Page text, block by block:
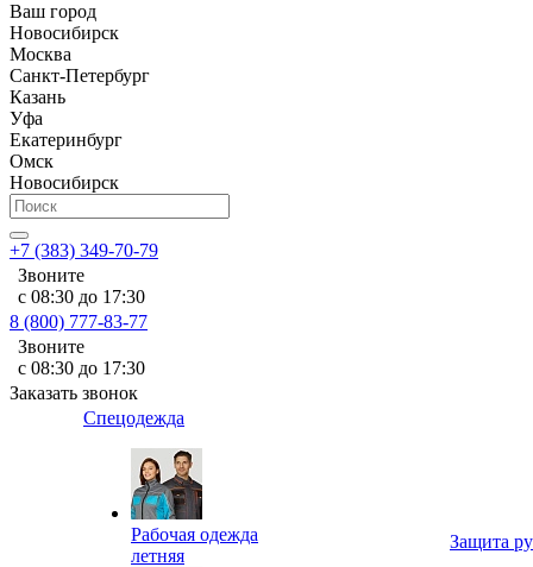
Ваш город
Новосибирск
Москва
Санкт-Петербург
Казань
Уфа
Екатеринбург
Омск
Новосибирск
+7 (383) 349-70-79
Звоните
с 08:30 до 17:30
8 (800) 777-83-77
Звоните
с 08:30 до 17:30
Заказать звонок
Спецодежда
Рабочая одежда
летняя
Защита